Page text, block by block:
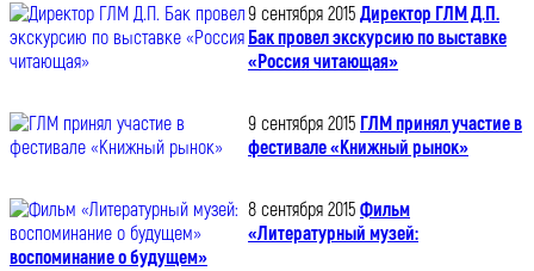
9 сентября 2015 Директор ГЛМ Д.П.
Бак провел экскурсию по выставке
«Россия читающая»
9 сентября 2015 ГЛМ принял участие в
фестивале «Книжный рынок»
8 сентября 2015 Фильм
«Литературный музей:
воспоминание о будущем»